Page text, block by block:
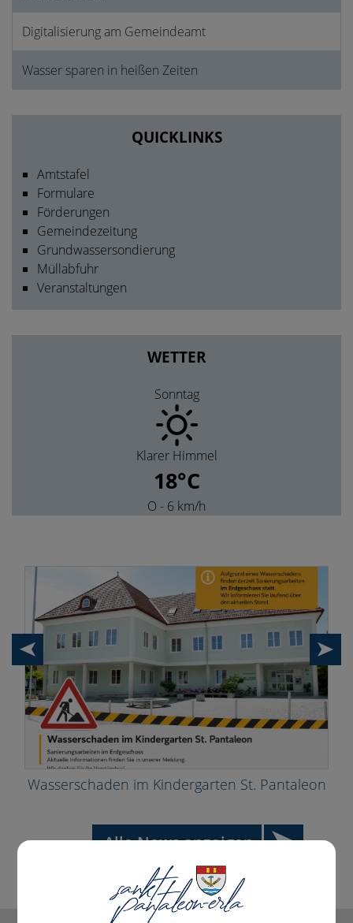
Digitalisierung am Gemeindeamt
Wasser sparen in heißen Zeiten
QUICKLINKS
Amtstafel
Formulare
Förderungen
Gemeindezeitung
Grundwassersondierung
Müllabfuhr
Veranstaltungen
WETTER
Sonntag
Klarer Himmel
18°C
O - 6 km/h
Wasserschaden im Kindergarten St. Pantaleon
Alle News anzeigen